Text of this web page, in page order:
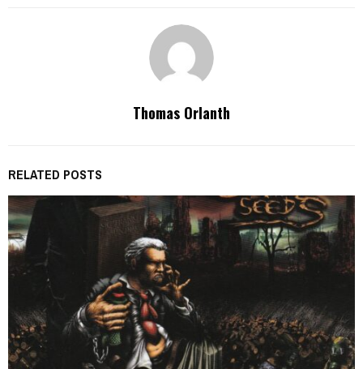
Thomas Orlanth
RELATED POSTS